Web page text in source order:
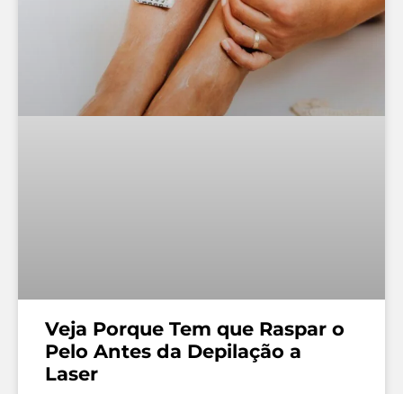
Veja Porque Tem que Raspar o
Pelo Antes da Depilação a
Laser